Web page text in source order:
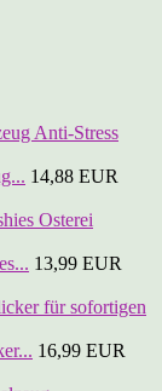
14,88 EUR
13,99 EUR
16,99 EUR